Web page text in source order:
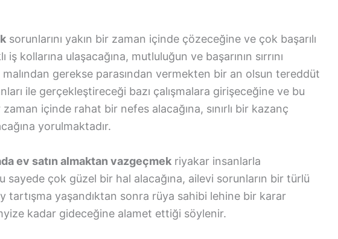
sorunlarını yakın bir zaman içinde çözeceğine ve çok başarılı
kollarına ulaşacağına, mutluluğun ve başarının sırrını
gerekse parasından vermekten bir an olsun tereddüt
ile gerçekleştireceği bazı çalışmalara girişeceğine ve bu
içinde rahat bir nefes alacağına, sınırlı bir kazanç
yorulmaktadır.
ev satın almaktan vazgeçmek riyakar insanlarla
sayede çok güzel bir hal alacağına, ailevi sorunların bir türlü
tartışma yaşandıktan sonra rüya sahibi lehine bir karar
kadar gideceğine alamet ettiği söylenir.